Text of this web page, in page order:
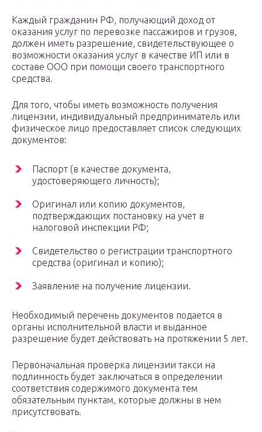
Каждый гражданин РФ, получающий доход от
оказания услуг по перевозке пассажиров и грузов,
должен иметь разрешение, свидетельствующее о
возможности оказания услуг в качестве ИП или в
составе ООО при помощи своего транспортного
средства.
Для того, чтобы иметь возможность получения
лицензии, индивидуальный предприниматель или
физическое лицо предоставляет список следующих
документов:
Паспорт (в качестве документа,
удостоверяющего личность);
Оригинал или копию документов,
подтверждающих постановку на учет в
налоговой инспекции РФ;
Свидетельство о регистрации транспортного
средства (оригинал и копию);
Заявление на получение лицензии.
Необходимый перечень документов подается в
органы исполнительной власти и выданное
разрешение будет действовать на протяжении 5 лет.
Первоначальная проверка лицензии такси на
подлинность будет заключаться в определении
соответствия содержимого документа тем
обязательным пунктам, которые должны в нем
присутствовать.